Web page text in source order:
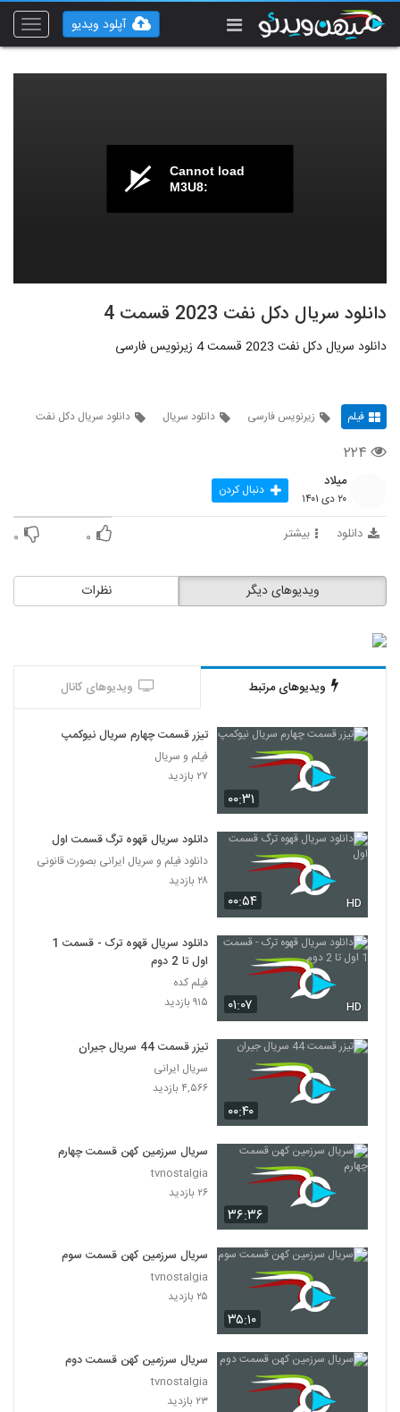
Toggle
آپلود ویدیو
Cannot load
M3U8:
دانلود سریال دکل نفت 2023 قسمت 4
دانلود سریال دکل نفت 2023 قسمت 4 زیرنویس فارسی
فیلم زیرنویس فارسی دانلود سریال دانلود سریال دکل نفت
۲۲۴
میلاد
۲۰ دی ۱۴۰۱ دنبال کردن
دانلود بیشتر ۰ ۰
نظرات ویدیوهای دیگر
ویدیوهای مرتبط ویدیوهای کانال
۰۰:۳۱
تیزر قسمت چهارم سریال نیوکمپ
فیلم و سریال
۲۷ بازدید
۰۰:۵۴ HD
دانلود سریال قهوه ترگ قسمت اول
دانلود فیلم و سریال ایرانی بصورت قانونی
۲۸ بازدید
۰۱:۰۷ HD
دانلود سریال قهوه ترک - قسمت 1
اول تا 2 دوم
فیلم کده
۹۱۵ بازدید
۰۰:۴۰
تیزر قسمت 44 سریال جیران
سریال ایرانی
۴,۵۶۶ بازدید
۳۶:۳۶
سریال سرزمین کهن قسمت چهارم
tvnostalgia
۲۶ بازدید
۳۵:۱۰
سریال سرزمین کهن قسمت سوم
tvnostalgia
۲۵ بازدید
سریال سرزمین کهن قسمت دوم
tvnostalgia
۲۳ بازدید